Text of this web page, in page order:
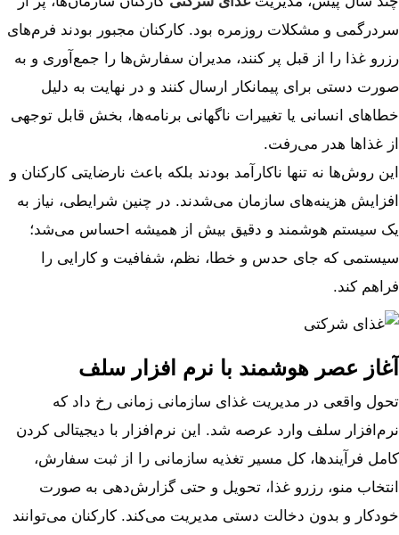
سردرگمی و مشکلات روزمره بود. کارکنان مجبور بودند فرم‌های
رزرو غذا را از قبل پر کنند، مدیران سفارش‌ها را جمع‌آوری و به
صورت دستی برای پیمانکار ارسال کنند و در نهایت به دلیل
خطاهای انسانی یا تغییرات ناگهانی برنامه‌ها، بخش قابل توجهی
از غذاها هدر می‌رفت.
این روش‌ها نه تنها ناکارآمد بودند بلکه باعث نارضایتی کارکنان و
افزایش هزینه‌های سازمان می‌شدند. در چنین شرایطی، نیاز به
یک سیستم هوشمند و دقیق بیش از همیشه احساس می‌شد؛
سیستمی که جای حدس و خطا، نظم، شفافیت و کارایی را
فراهم کند.
آغاز عصر هوشمند با نرم‌ افزار سلف
تحول واقعی در مدیریت غذای سازمانی زمانی رخ داد که
نرم‌افزار سلف وارد عرصه شد. این نرم‌افزار با دیجیتالی کردن
کامل فرآیندها، کل مسیر تغذیه سازمانی را از ثبت سفارش،
انتخاب منو، رزرو غذا، تحویل و حتی گزارش‌دهی به صورت
خودکار و بدون دخالت دستی مدیریت می‌کند. کارکنان می‌توانند